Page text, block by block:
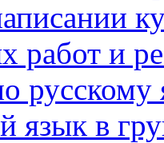
работ и
русскому
язык в